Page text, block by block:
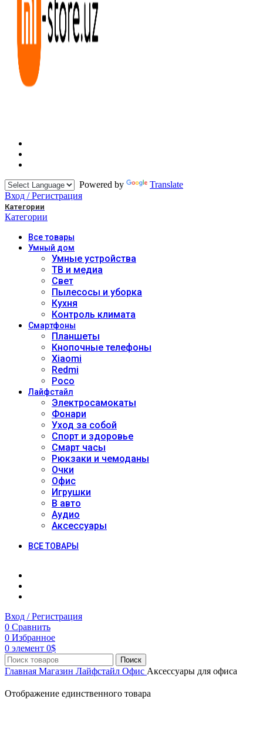
Powered by
Translate
Вход / Регистрация
Категории
Категории
Всетовары
Умный дом
Умные устройства
ТВ и медиа
Свет
Пылесосы и уборка
Кухня
Контроль климата
Смартфоны
Планшеты
Кнопочные телефоны
Xiaomi
Redmi
Poco
Лайфстайл
Электросамокаты
Фонари
Уход за собой
Спорт и здоровье
Смарт часы
Рюкзаки и чемоданы
Очки
Офис
Игрушки
В авто
Аудио
Аксессуары
ВСЕ ТОВАРЫ
Вход / Регистрация
0 Сравнить
0 Избранное
0 элемент 0$
Поиск
Главная Магазин Лайфстайл Офис Аксессуары для офиса
Отображение единственного товара